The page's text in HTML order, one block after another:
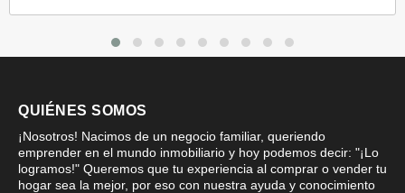
QUIÉNES SOMOS
¡Nosotros! Nacimos de un negocio familiar, queriendo
emprender en el mundo inmobiliario y hoy podemos decir: "¡Lo
logramos!" Queremos que tu experiencia al comprar o vender tu
hogar sea la mejor, por eso con nuestra ayuda y conocimiento